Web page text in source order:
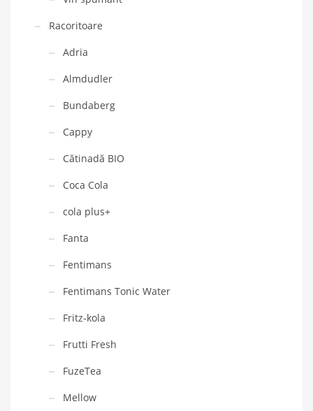
Racoritoare
Adria
Almdudler
Bundaberg
Cappy
Cătinadă BIO
Coca Cola
cola plus+
Fanta
Fentimans
Fentimans Tonic Water
Fritz-kola
Frutti Fresh
FuzeTea
Mellow